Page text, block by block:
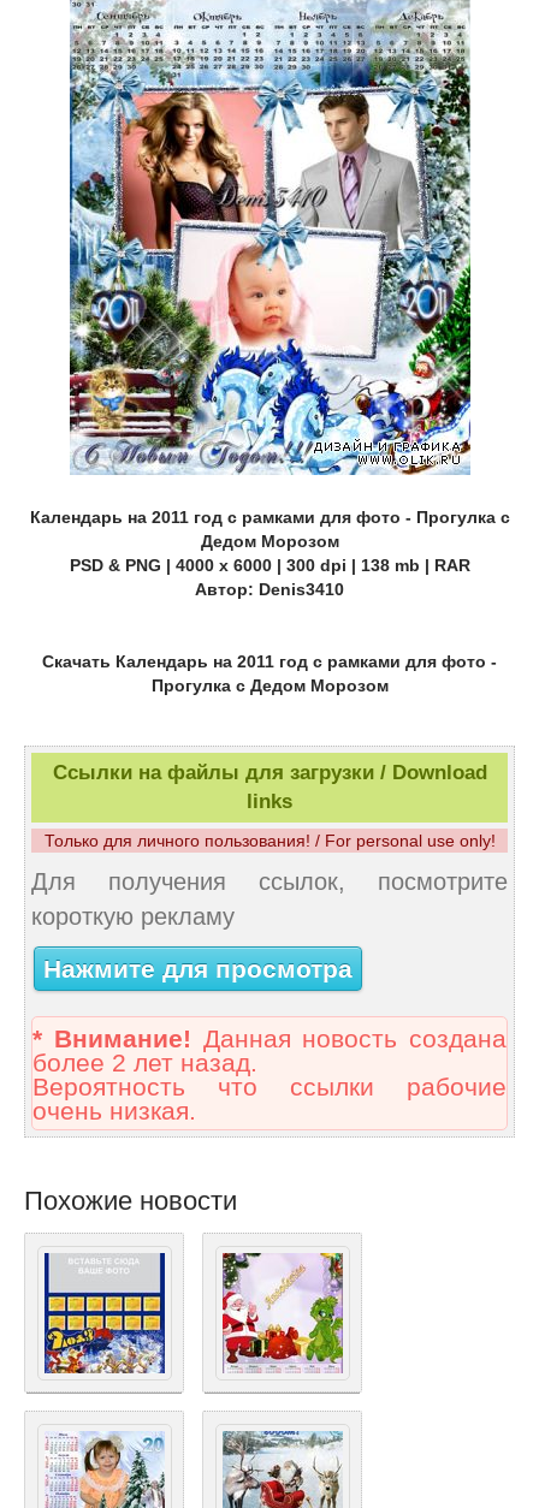
Календарь на 2011 год с рамками для фото - Прогулка с
Дедом Морозом
PSD & PNG | 4000 x 6000 | 300 dpi | 138 mb | RAR
Автор: Denis3410
Скачать Календарь на 2011 год с рамками для фото -
Прогулка с Дедом Морозом
Ссылки на файлы для загрузки / Download
links
Только для личного пользования! / For personal use only!
Для получения ссылок, посмотрите
короткую рекламу
Нажмите для просмотра
* Внимание! Данная новость создана
более 2 лет назад.
Вероятность что ссылки рабочие
очень низкая.
Похожие новости